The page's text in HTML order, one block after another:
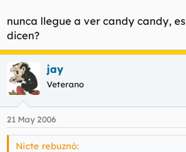
nunca llegue a ver candy candy,
dicen?
jay
Veterano
21 May 2006
Nicte rebuznó: